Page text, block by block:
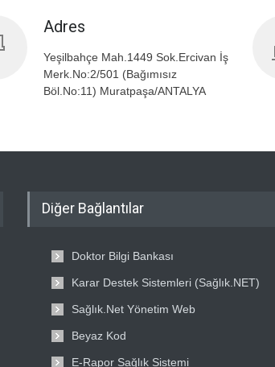
Adres
Yeşilbahçe Mah.1449 Sok.Ercivan İş
Merk.No:2/501 (Bağımısız
Böl.No:11) Muratpaşa/ANTALYA
Diğer Bağlantılar
Doktor Bilgi Bankası
Karar Destek Sistemleri (Sağlık.NET)
Sağlık.Net Yönetim Web
Beyaz Kod
E-Rapor Sağlık Sistemi